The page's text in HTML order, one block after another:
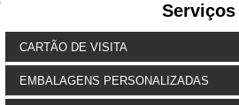
Serviços
CARTÃO DE VISITA
EMBALAGENS PERSONALIZADAS